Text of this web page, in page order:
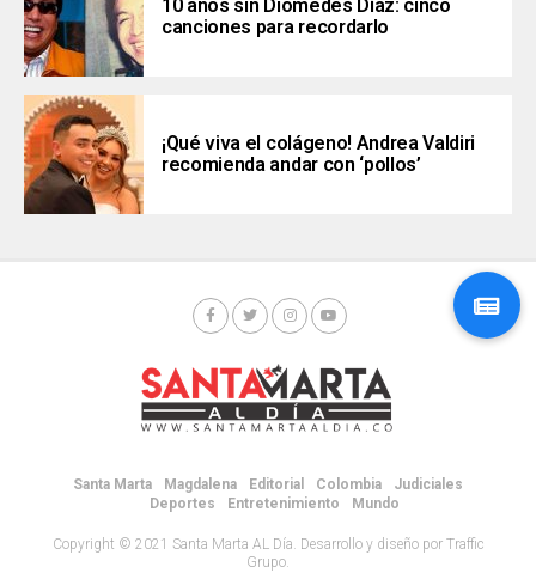
10 años sin Diomedes Díaz: cinco
canciones para recordarlo
¡Qué viva el colágeno! Andrea Valdiri
recomienda andar con ‘pollos’
Santa Marta Magdalena Editorial Colombia
Judiciales
Deportes
Entretenimiento Mundo
Copyright © 2021 Santa Marta AL Día. Desarrollo y diseño por Traffic
Grupo.